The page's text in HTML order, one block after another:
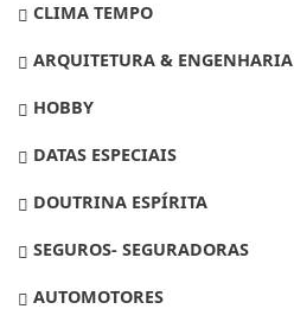
CLIMA TEMPO
ARQUITETURA & ENGENHARIA
HOBBY
DATAS ESPECIAIS
DOUTRINA ESPÍRITA
SEGUROS- SEGURADORAS
AUTOMOTORES